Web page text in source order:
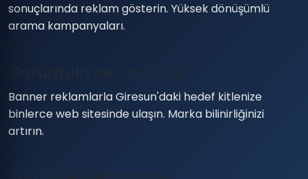
sonuçlarında reklam gösterin. Yüksek dönüşümlü
arama kampanyaları.
Banner reklamlarla Giresun'daki hedef kitlenize
binlerce web sitesinde ulaşın. Marka bilinirliğinizi
artırın.